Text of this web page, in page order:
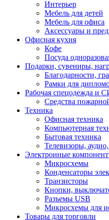
Интерьер
Мебель для детей
Мебель для офиса
Аксессуары и
Офисная кухня
Кофе
Посуда
Подарки, сувениры,
Благодарности,
Рамки для
Рабочая спецодежда и
Средства
Техника
Офисная техника
Компьютерная
Бытовая техника
Телевизоры,
Электронные
Микросхемы
Конденсаторы
Транзисторы
Кнопки,
Разъемы USB
Микросхемы для
Товары для торговли